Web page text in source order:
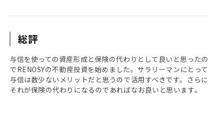
総評
与信を使っての資産形成と保険の代わりとして良いと思ったの
でRENOSYの不動産投資を始めました。サラリーマンにとって
与信は数少ないメリットだと思うので活用すべきです。さらに
それが保険の代わりになるのであればなお良いと思います。